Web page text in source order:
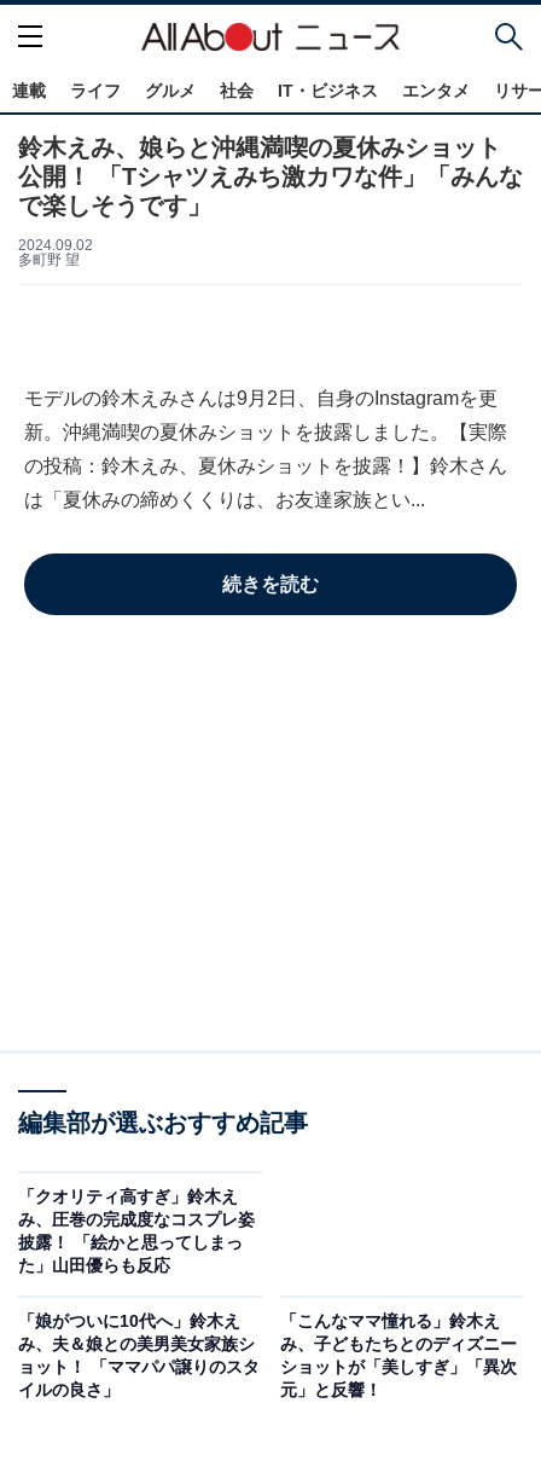
連載 ライフ グルメ 社会 IT・ビジネス エンタメ リサ
鈴木えみ、娘らと沖縄満喫の夏休みショット
公開！ 「Tシャツえみち激カワな件」「みんな
で楽しそうです」
2024.09.02
多町野 望
モデルの鈴木えみさんは9月2日、自身のInstagramを更
新。沖縄満喫の夏休みショットを披露しました。【実際
の投稿：鈴木えみ、夏休みショットを披露！】鈴木さん
は「夏休みの締めくくりは、お友達家族とい...
続きを読む
編集部が選ぶおすすめ記事
「クオリティ高すぎ」鈴木え
み、圧巻の完成度なコスプレ姿
披露！ 「絵かと思ってしまっ
た」山田優らも反応
「娘がついに10代へ」鈴木え
み、夫＆娘との美男美女家族シ
ョット！ 「ママパパ譲りのスタ
イルの良さ」
「こんなママ憧れる」鈴木え
み、子どもたちとのディズニー
ショットが「美しすぎ」「異次
元」と反響！